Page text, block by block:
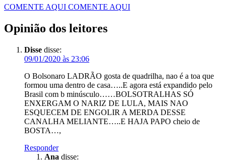
COMENTE AQUI COMENTE AQUI
Opinião dos leitores
Disse disse:
09/01/2020 às 23:06
O Bolsonaro LADRÃO gosta de quadrilha, nao é a toa que
formou uma dentro de casa…..E agora está expandido pelo
Brasil com b minúsculo……BOLSOTRALHAS SÓ
ENXERGAM O NARIZ DE LULA, MAIS NAO
ESQUECEM DE ENGOLIR A MERDA DESSE
CANALHA MELIANTE…..E HAJA PAPO cheio de
BOSTA…,
Responder
Ana disse: